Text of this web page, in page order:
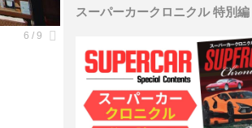
スーパーカークロニクル 特別編